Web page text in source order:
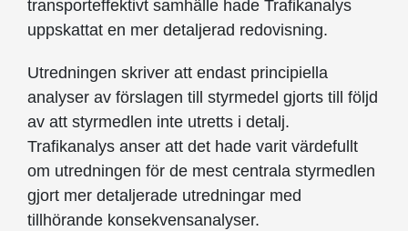
transporteffektivt samhälle hade Trafikanalys
uppskattat en mer detaljerad redovisning.
Utredningen skriver att endast principiella
analyser av förslagen till styrmedel gjorts till följd
av att styrmedlen inte utretts i detalj.
Trafikanalys anser att det hade varit värdefullt
om utredningen för de mest centrala styrmedlen
gjort mer detaljerade utredningar med
tillhörande konsekvensanalyser.